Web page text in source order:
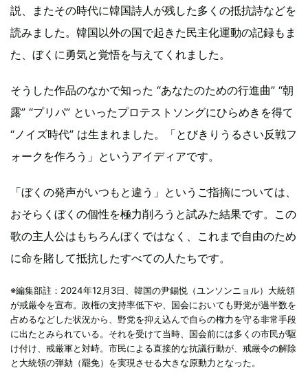
説、またその時代に韓国詩人が残した多くの抵抗詩などを
読みました。韓国以外の国で起きた民主化運動の記録もま
た、ぼくに勇気と覚悟を与えてくれました。
そうした作品のなかで知った “あなたのための行進曲” “朝
露” “プリパ” といったプロテストソングにひらめきを得て
“ノイズ時代” は生まれました。「とびきりうるさい反戦フ
ォークを作ろう」というアイディアです。
「ぼくの発声がいつもと違う」というご指摘については、
おそらくぼくの個性を極力削ろうと試みた結果です。この
歌の主人公はもちろんぼくではなく、これまで自由のため
に命を賭して抵抗したすべての人たちです。
※編集部註：2024年12月3日、韓国の尹錫悦（ユンソンニョル）大統領
が戒厳令を宣布。政権の支持率低下や、国会においても野党が過半数を
占めるなどした状況から、野党を抑え込んで自らの権力を守る非常手段
に出たとみられている。それを受けて当時、国会前には多くの市民が駆
け付け、戒厳軍と対峙。市民による直接的な抗議行動が、戒厳令の解除
と大統領の弾劾（罷免）を実現させる大きな原動力となった。